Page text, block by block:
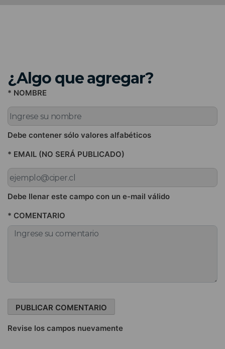
¿Algo que agregar?
* NOMBRE
Debe contener sólo valores alfabéticos
* EMAIL (NO SERÁ PUBLICADO)
Debe llenar este campo con un e-mail válido
* COMENTARIO
Revise los campos nuevamente